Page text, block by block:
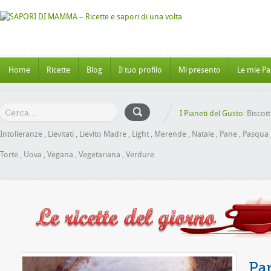
Home Ricette Blog Il tuo profilo Mi presento Le mie
I Pianeti del Gusto:
Intolleranze , Lievitati , Lievito Madre , Light , Merende , Natale , Pane , Pasqua
Torte , Uova , Vegana , Vegetariana , Verdure
senza